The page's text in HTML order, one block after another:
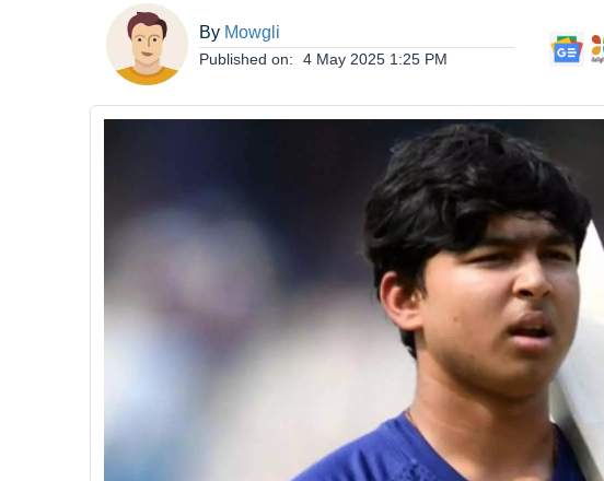
ఆంధ్రప్రదేశ్ By Mowgli
Published on: 4 May 2025 1:25 PM